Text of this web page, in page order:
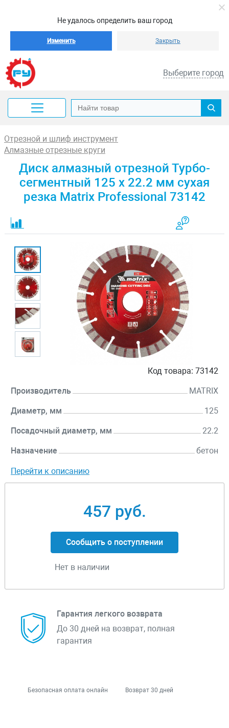
Не удалось определить ваш город
Изменить Закрыть
Выберите город
Отрезной и шлиф инструмент
Алмазные отрезные круги
Диск алмазный отрезной Турбо-
сегментный 125 х 22.2 мм сухая
резка Matrix Professional 73142
Код товара: 73142
Производитель MATRIX
Диаметр, мм 125
Посадочный диаметр, мм 22.2
Назначение бетон
Перейти к описанию
457 руб.
Сообщить о поступлении
Нет в наличии
Гарантия легкого возврата
До 30 дней на возврат, полная
гарантия
Безопасная оплата онлайн Возврат 30 дней